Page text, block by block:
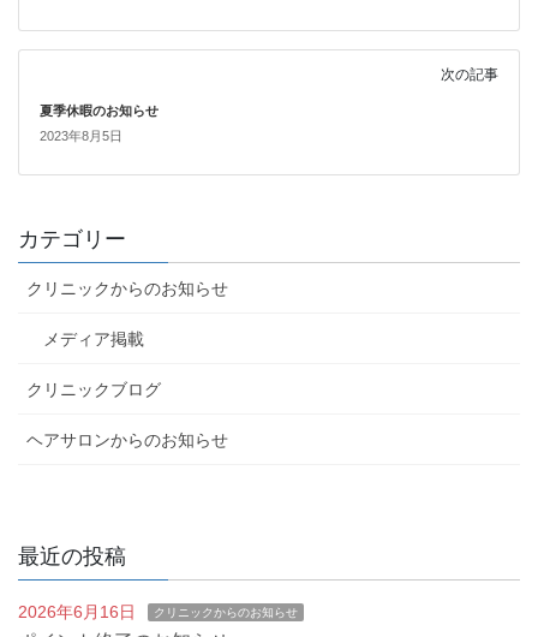
次の記事
夏季休暇のお知らせ
2023年8月5日
カテゴリー
クリニックからのお知らせ
メディア掲載
クリニックブログ
ヘアサロンからのお知らせ
最近の投稿
2026年6月16日 クリニックからのお知らせ